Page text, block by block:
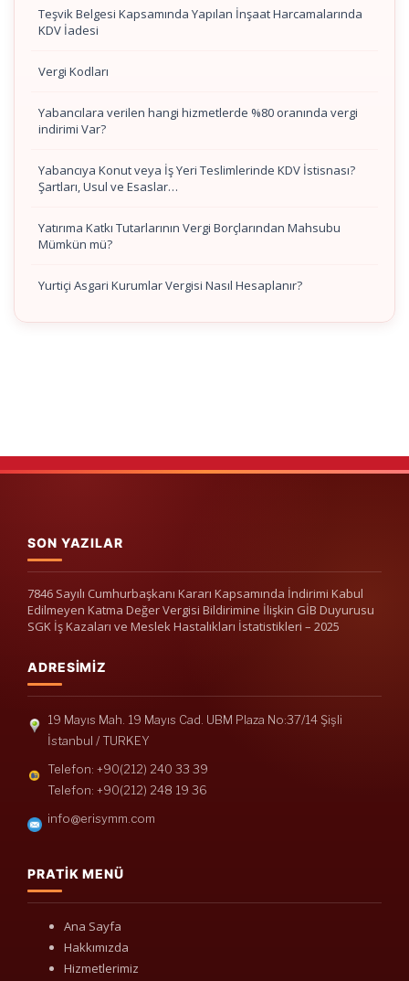
Teşvik Belgesi Kapsamında Yapılan İnşaat Harcamalarında
KDV İadesi
Vergi Kodları
Yabancılara verilen hangi hizmetlerde %80 oranında vergi
indirimi Var?
Yabancıya Konut veya İş Yeri Teslimlerinde KDV İstisnası?
Şartları, Usul ve Esaslar…
Yatırıma Katkı Tutarlarının Vergi Borçlarından Mahsubu
Mümkün mü?
Yurtiçi Asgari Kurumlar Vergisi Nasıl Hesaplanır?
SON YAZILAR
7846 Sayılı Cumhurbaşkanı Kararı Kapsamında İndirimi Kabul
Edilmeyen Katma Değer Vergisi Bildirimine İlişkin GİB Duyurusu
SGK İş Kazaları ve Meslek Hastalıkları İstatistikleri – 2025
ADRESIMIZ
19 Mayıs Mah. 19 Mayıs Cad. UBM Plaza No:37/14 Şişli
İstanbul / TURKEY
Telefon: +90(212) 240 33 39
Telefon: +90(212) 248 19 36
info@erisymm.com
PRATIK MENÜ
Ana Sayfa
Hakkımızda
Hizmetlerimiz